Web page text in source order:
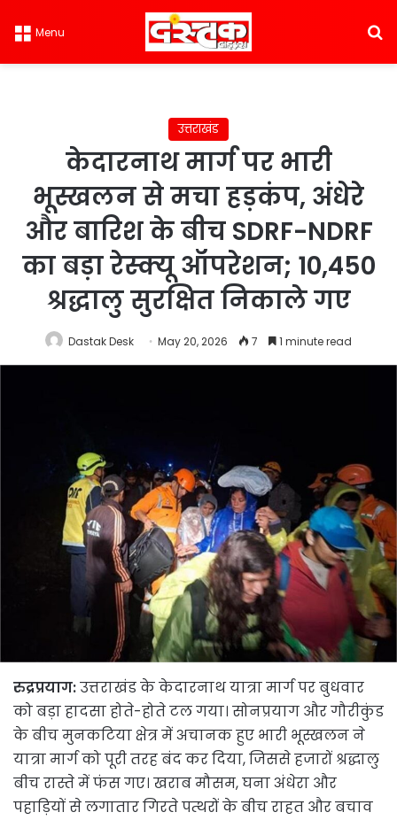
Menu
उत्तराखंड
केदारनाथ मार्ग पर भारी
भूस्खलन से मचा हड़कंप, अंधेरे
और बारिश के बीच SDRF-NDRF
का बड़ा रेस्क्यू ऑपरेशन; 10,450
श्रद्धालु सुरक्षित निकाले गए
Dastak Desk May 20, 2026 7 1 minute read
रुद्रप्रयाग:उत्तराखंड के केदारनाथ यात्रा मार्ग पर बुधवार
को बड़ा हादसा होते-होते टल गया। सोनप्रयाग और गौरीकुंड
के बीच मुनकटिया क्षेत्र में अचानक हुए भारी भूस्खलन ने
यात्रा मार्ग को पूरी तरह बंद कर दिया, जिससे हजारों श्रद्धालु
बीच रास्ते में फंस गए। खराब मौसम, घना अंधेरा और
पहाड़ियों से लगातार गिरते पत्थरों के बीच राहत और बचाव